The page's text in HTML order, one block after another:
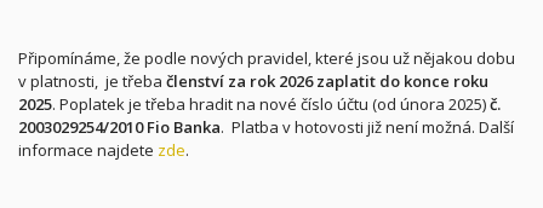
Připomínáme, že podle nových pravidel, které jsou už nějakou dobu
v platnosti, je třeba členství za rok 2026 zaplatit do konce roku
2025. Poplatek je třeba hradit na nové číslo účtu (od února 2025)č.
2003029254/2010 Fio Banka. Platba v hotovosti již není možná. Další
informace najdete zde.